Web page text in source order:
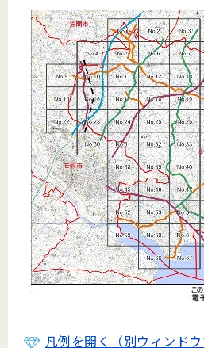
凡例を開く（別ウィンドウ